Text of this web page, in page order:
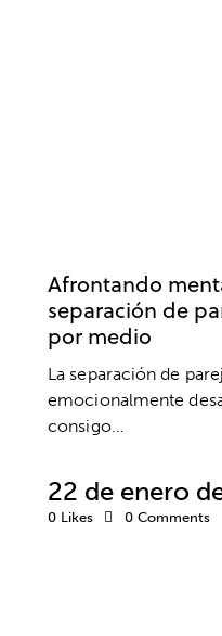
Afrontando
separación de
por medio
La separación de
emocionalmente
consigo…
22 de enero
0 Likes 0 Comments